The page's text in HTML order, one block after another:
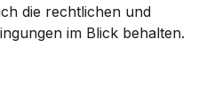
die rechtlichen und
im Blick behalten.